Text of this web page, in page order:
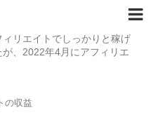
リエイトでしっかりと稼げ
、2022年4月にアフィリエ
の収益